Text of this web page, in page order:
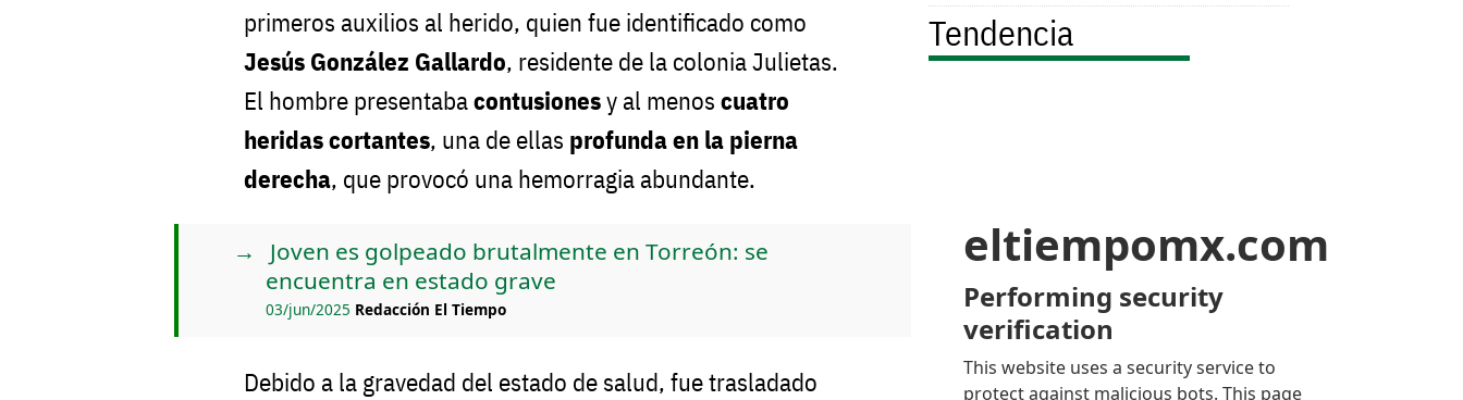
primeros auxilios al herido, quien fue identificado como
Jesús González Gallardo, residente de la colonia Julietas.
El hombre presentabacontusionesy al menos cuatro
heridas cortantes, una de ellas profunda en la pierna
derecha, que provocó una hemorragia abundante.
Joven es golpeado brutalmente en Torreón: se
encuentra en estado grave
03/jun/2025 Redacción El Tiempo
Debido a la gravedad del estado de salud, fue trasladado
Tendencia